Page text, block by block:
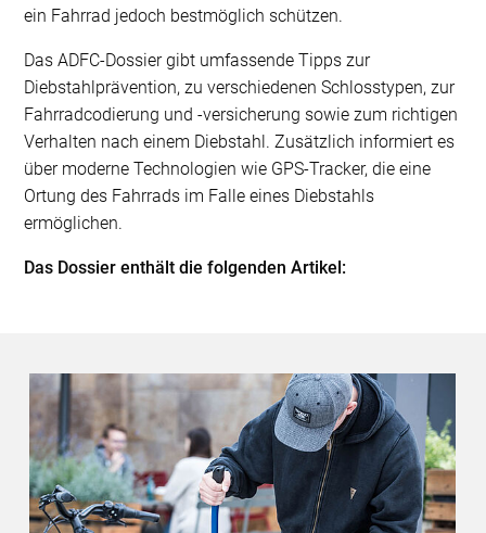
ein Fahrrad jedoch bestmöglich schützen.
Das ADFC-Dossier gibt umfassende Tipps zur
Diebstahlprävention, zu verschiedenen Schlosstypen, zur
Fahrradcodierung und -versicherung sowie zum richtigen
Verhalten nach einem Diebstahl. Zusätzlich informiert es
über moderne Technologien wie GPS-Tracker, die eine
Ortung des Fahrrads im Falle eines Diebstahls
ermöglichen.
Das Dossier enthält die folgenden Artikel: